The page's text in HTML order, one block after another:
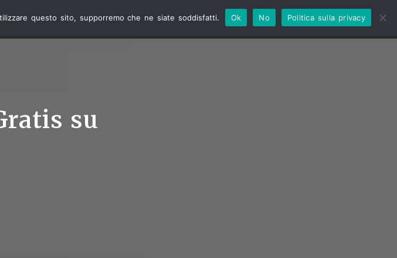
TELEFONO TV
su
questo sito, supporremo che ne siate soddisfatti. Ok No Politica sulla privacy